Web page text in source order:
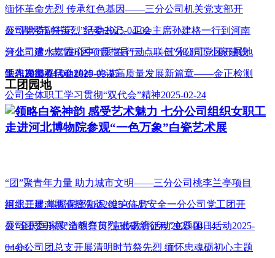
缅怀革命先烈 传承红色基因——三分公司机关党支部开
展“清明节 祭英烈”活动2025-04-02
公司党委副书记、纪委书记、工会主席孙建格一行到河南
分公司澧水嘉园B区项目指导“三点联创”和 职工小家建设
工作2025-04-01
河北二建:“志”在心中 “愿”在行动——三分公司党团开展地
铁志愿服务活动2025-03-05
学习贯彻双代会精神 共谋高质量发展新篇章——金正检测
公司全体职工学习贯彻“双代会”精神2025-02-24
工团园地
领略白瓷神韵 感受艺术魅力 七分公司组织女职工
走进河北博物院参观“一色万象”白瓷艺术展
“团”聚青年力量 助力城市文明——三分公司桃李兰亭项目
组织开展志愿清扫活动2025-04-17
河北二建:掌握保密知识 维护信息安全一分公司党工团开
展“全民国家安全教育日”宣传教育活动2025-04-14
公司团委开展“清明祭英烈 砥砺新征程”主题团日活动2025-
04-04
一分公司团总支开展清明时节祭先烈 缅怀忠魂砺初心主题